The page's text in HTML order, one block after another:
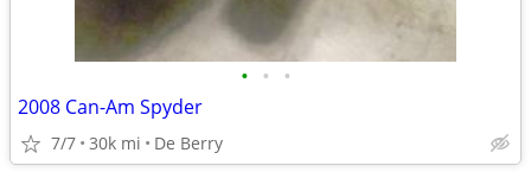
• • •
2008 Can-Am Spyder
7/7 30k mi De Berry